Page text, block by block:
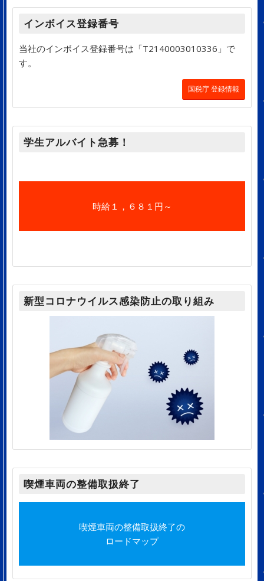
インボイス登録番号
当社のインボイス登録番号は「T2140003010336」で
す。
国税庁 登録情報
学生アルバイト急募！
時給１，６８１円～
新型コロナウイルス感染防止の取り組み
喫煙車両の整備取扱終了
喫煙車両の整備取扱終了の
ロードマップ